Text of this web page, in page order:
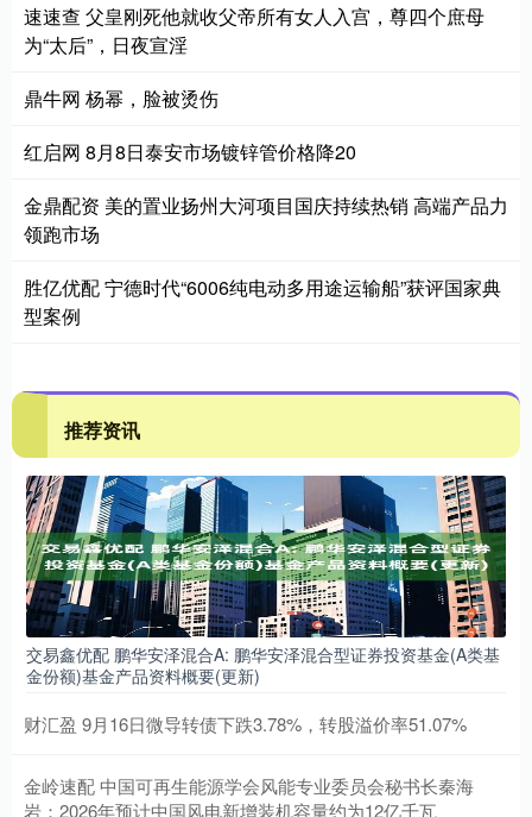
速速查 父皇刚死他就收父帝所有女人入宫，尊四个庶母
为“太后”，日夜宣淫
鼎牛网 杨幂，脸被烫伤
红启网 8月8日泰安市场镀锌管价格降20
金鼎配资 美的置业扬州大河项目国庆持续热销 高端产品力
领跑市场
胜亿优配 宁德时代“6006纯电动多用途运输船”获评国家典
型案例
推荐资讯
交易鑫优配 鹏华安泽混合A: 鹏华安泽混合型证券投资基金(A类基
金份额)基金产品资料概要(更新)
财汇盈 9月16日微导转债下跌3.78%，转股溢价率51.07%
金岭速配 中国可再生能源学会风能专业委员会秘书长秦海
岩：2026年预计中国风电新增装机容量约为12亿千瓦